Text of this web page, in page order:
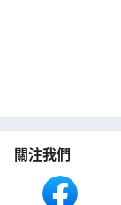
關注我們